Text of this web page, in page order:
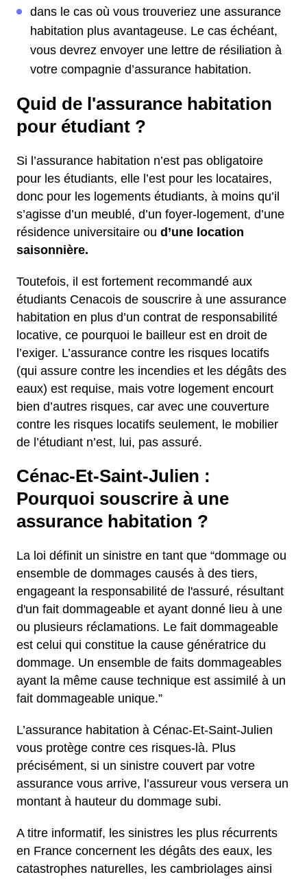
dans le cas où vous trouveriez une assurance
habitation plus avantageuse. Le cas échéant,
vous devrez envoyer une lettre de résiliation à
votre compagnie d’assurance habitation.
Quid de l'assurance habitation
pour étudiant ?
Si l’assurance habitation n’est pas obligatoire
pour les étudiants, elle l’est pour les locataires,
donc pour les logements étudiants, à moins qu’il
s’agisse d’un meublé, d’un foyer-logement, d’une
résidence universitaire ou d’une location
saisonnière.
Toutefois, il est fortement recommandé aux
étudiants Cenacois de souscrire à une assurance
habitation en plus d’un contrat de responsabilité
locative, ce pourquoi le bailleur est en droit de
l’exiger. L’assurance contre les risques locatifs
(qui assure contre les incendies et les dégâts des
eaux) est requise, mais votre logement encourt
bien d’autres risques, car avec une couverture
contre les risques locatifs seulement, le mobilier
de l’étudiant n’est, lui, pas assuré.
Cénac-Et-Saint-Julien :
Pourquoi souscrire à une
assurance habitation ?
La loi définit un sinistre en tant que “dommage ou
ensemble de dommages causés à des tiers,
engageant la responsabilité de l'assuré, résultant
d'un fait dommageable et ayant donné lieu à une
ou plusieurs réclamations. Le fait dommageable
est celui qui constitue la cause génératrice du
dommage. Un ensemble de faits dommageables
ayant la même cause technique est assimilé à un
fait dommageable unique.”
L’assurance habitation à Cénac-Et-Saint-Julien
vous protège contre ces risques-là. Plus
précisément, si un sinistre couvert par votre
assurance vous arrive, l’assureur vous versera un
montant à hauteur du dommage subi.
A titre informatif, les sinistres les plus récurrents
en France concernent les dégâts des eaux, les
catastrophes naturelles, les cambriolages ainsi